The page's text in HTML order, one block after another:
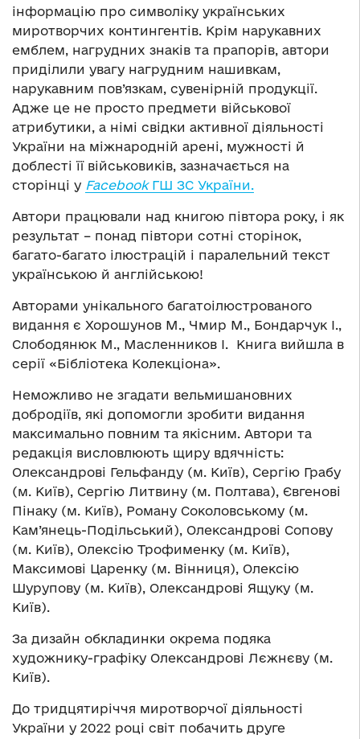
інформацію про символіку українських
миротворчих контингентів. Крім нарукавних
емблем, нагрудних знаків та прапорів, автори
приділили увагу нагрудним нашивкам,
нарукавним пов’язкам, сувенірній продукції.
Адже це не просто предмети військової
атрибутики, а німі свідки активної діяльності
України на міжнародній арені, мужності й
доблесті її військовиків, зазначається на
сторінці у FacebookГШ ЗС України.
Автори працювали над книгою півтора року, і як
результат – понад півтори сотні сторінок,
багато-багато ілюстрацій і паралельний текст
українською й англійською!
Авторами унікального багатоілюстрованого
видання є Хорошунов M., Чмир М., Бондарчук І.,
Слободянюк М., Масленников І. Книга вийшла в
серії «Бібліотека Колекціона».
Неможливо не згадати вельмишановних
добродіїв, які допомогли зробити видання
максимально повним та якісним. Автори та
редакція висловлюють щиру вдячність:
Олександрові Гельфанду (м. Київ), Сергію Грабу
(м. Київ), Сергію Литвину (м. Полтава), Євгенові
Пінаку (м. Київ), Роману Соколовському (м.
Кам’янець-Подільський), Олександрові Сопову
(м. Київ), Олексію Трофименку (м. Київ),
Максимові Царенку (м. Вінниця), Олексію
Шурупову (м. Київ), Олександрові Ящуку (м.
Київ).
За дизайн обкладинки окрема подяка
художнику-графіку Олександрові Лєжнєву (м.
Київ).
До тридцятиріччя миротворчої діяльності
України у 2022 році світ побачить друге